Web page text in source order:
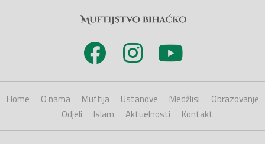
Home O nama Muftija Ustanove Medžlisi
Obrazovanje
Odjeli
Islam Aktuelnosti Kontakt